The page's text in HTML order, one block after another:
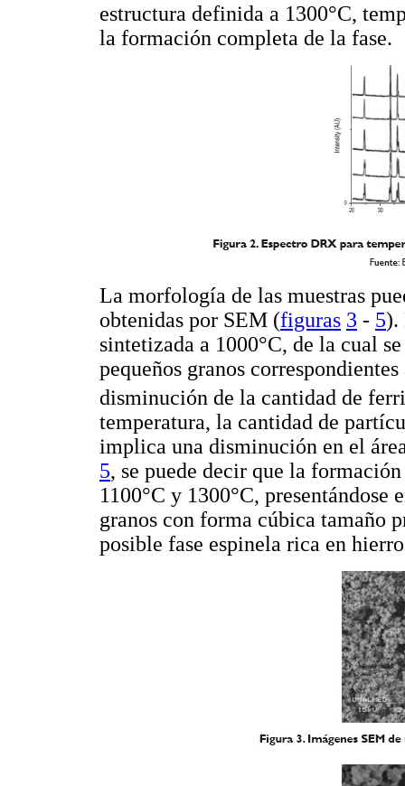
estructura definida a 1300°C,
la formación completa de la fase.
La morfología de las muestras
obtenidas por SEM (figuras 3 - 5).
sintetizada a 1000°C, de la cual
pequeños granos
disminución de la cantidad de
temperatura, la cantidad de
implica una disminución en el
5, se puede decir que la
1100°C y 1300°C,
granos con forma cúbica tamaño
posible fase espinela rica en